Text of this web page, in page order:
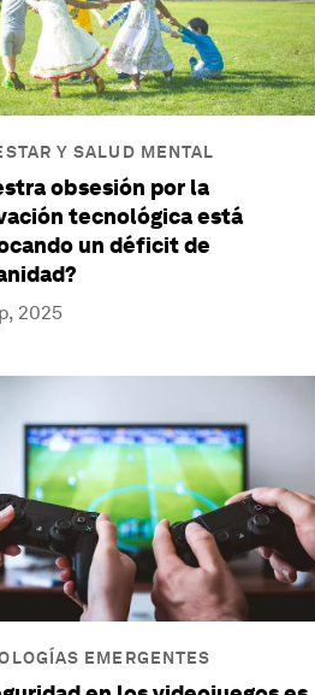
Y SALUD MENTAL
obsesión por la
tecnológica está
un déficit de
2025
EMERGENTES